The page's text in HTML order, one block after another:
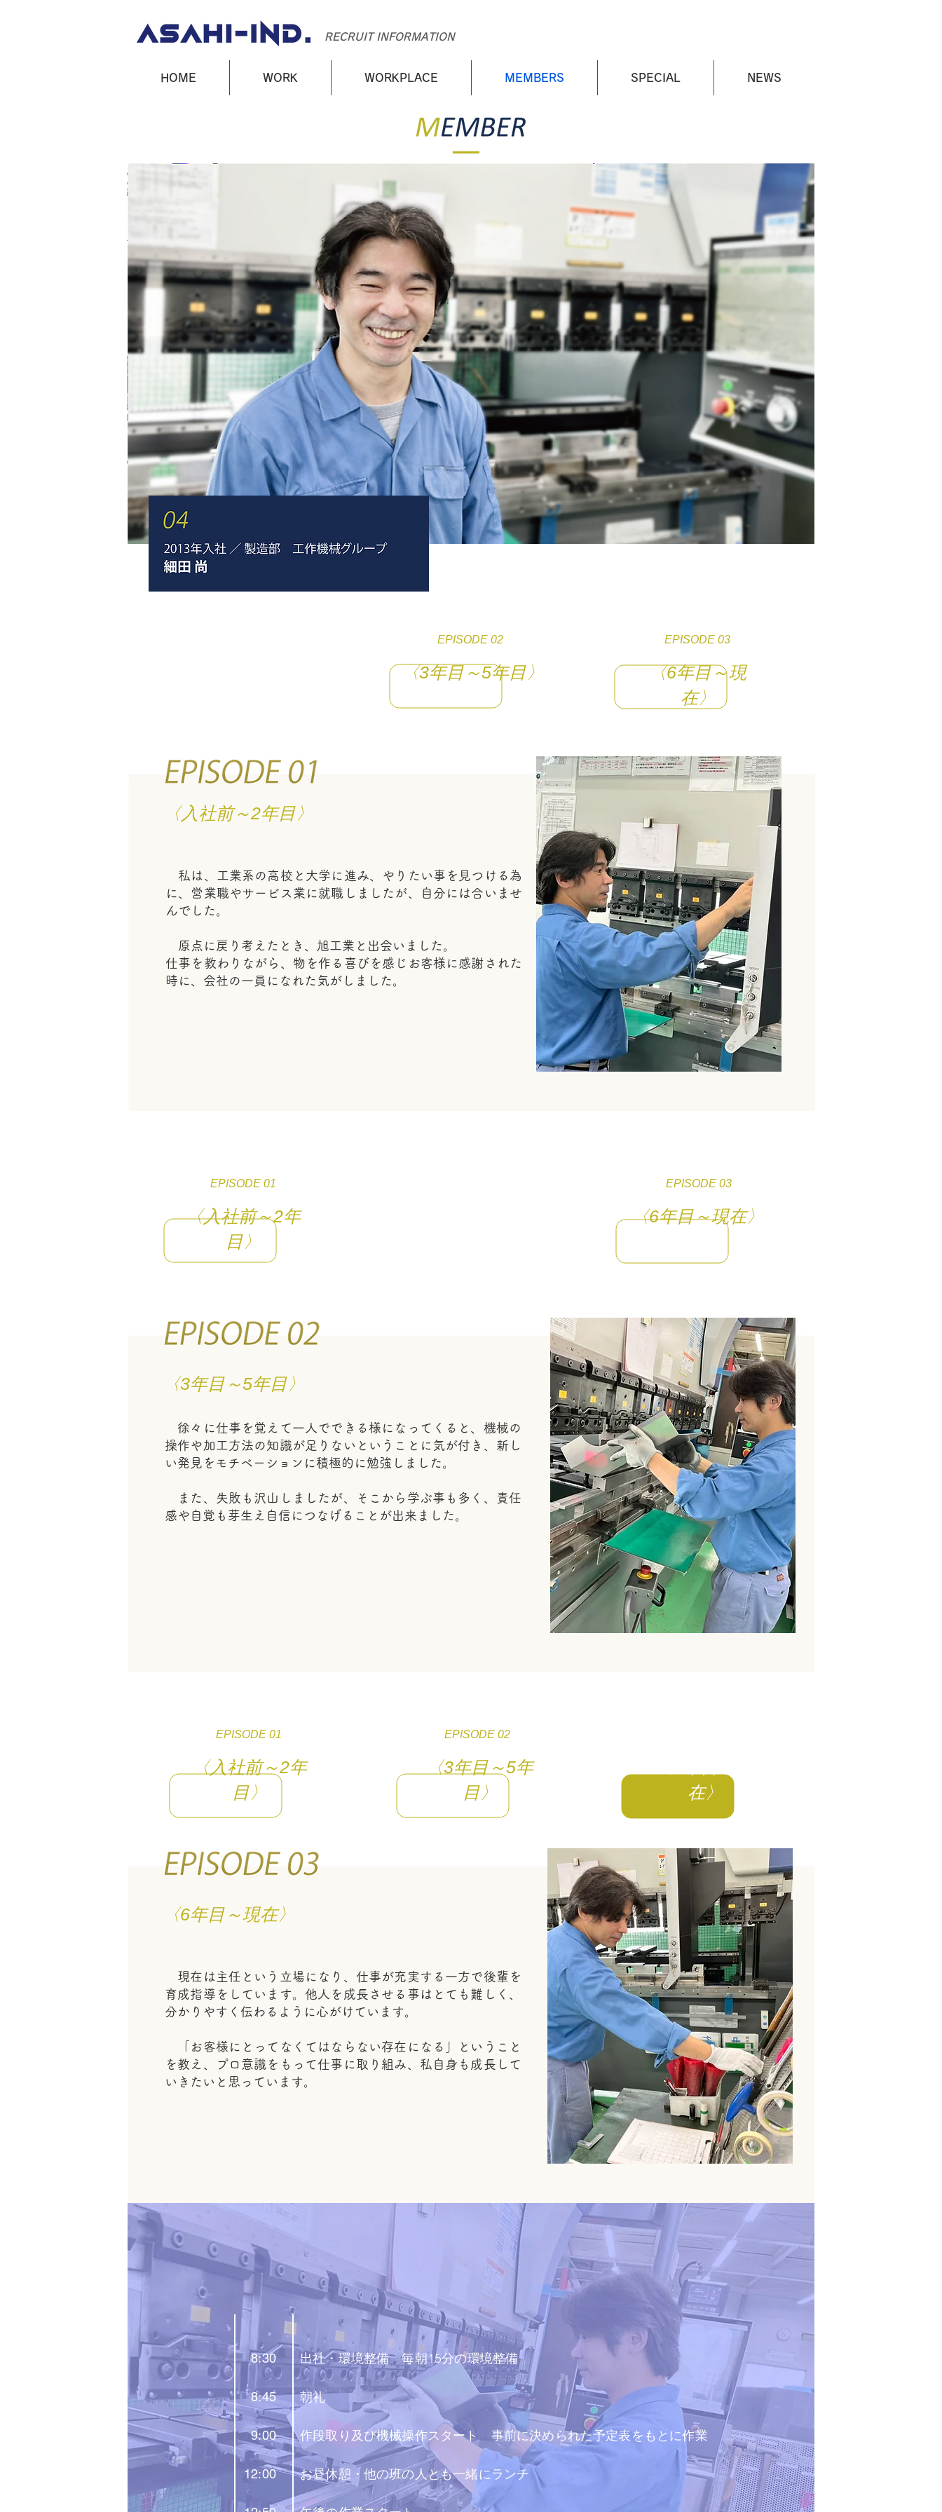
RECRUIT INFORMATION
HOME WORK WORKPLACE MEMBERS SPECIAL NEWS
EPISODE 02
〈3年目～5年目〉
EPISODE 03
〈6年目～現
在〉
〈入社前～2年目〉
私は、工業系の高校と大学に進み、やりたい事を見つける為
に、営業職やサービス業に就職しましたが、自分には合いませ
んでした。
原点に戻り考えたとき、旭工業と出会いました。
仕事を教わりながら、物を作る喜びを感じお客様に感謝された
時に、会社の一員になれた気がしました。
EPISODE 01
〈入社前～2年
目〉
EPISODE 03
〈6年目～現在〉
〈3年目～5年目〉
徐々に仕事を覚えて一人でできる様になってくると、機械の
操作や加工方法の知識が足りないということに気が付き、新し
い発見をモチベーションに積極的に勉強しました。
また、失敗も沢山しましたが、そこから学ぶ事も多く、責任
感や自覚も芽生え自信につなげることが出来ました。
EPISODE 01
〈入社前～2年
目〉
EPISODE 02
〈3年目～5年
目〉
在〉
〈6年目～現在〉
現在は主任という立場になり、仕事が充実する一方で後輩を
育成指導をしています。他人を成長させる事はとても難しく、
分かりやすく伝わるように心がけています。
「お客様にとってなくてはならない存在になる」ということ
を教え、プロ意識をもって仕事に取り組み、私自身も成長して
いきたいと思っています。
8:30
8:45
9:00
12:00
出社・環境整備 毎朝15分の環境整備
朝礼
作段取り及び機械操作スタート 事前に決められた予定表をもとに作業
お昼休憩・他の班の人とも一緒にランチ